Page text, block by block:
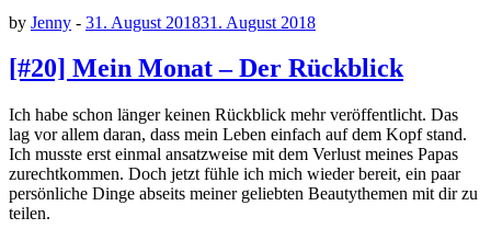
by Jenny - 31. August 201831. August 2018
[#20] Mein Monat – Der Rückblick
Ich habe schon länger keinen Rückblick mehr veröffentlicht. Das
lag vor allem daran, dass mein Leben einfach auf dem Kopf stand.
Ich musste erst einmal ansatzweise mit dem Verlust meines Papas
zurechtkommen. Doch jetzt fühle ich mich wieder bereit, ein paar
persönliche Dinge abseits meiner geliebten Beautythemen mit dir zu
teilen.